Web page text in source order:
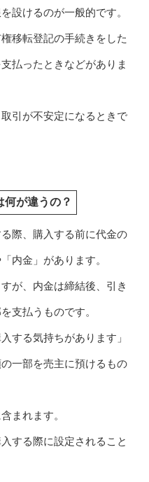
設けるのが一般的です。
移転登記の手続きをした
払ったときなどがありま
引が不安定になるときで
何が違うの？
際、購入する前に代金の
内金」があります。
が、内金は締結後、引き
支払うものです。
する気持ちがあります」
一部を売主に預けるもの
まれます。
する際に設定されること